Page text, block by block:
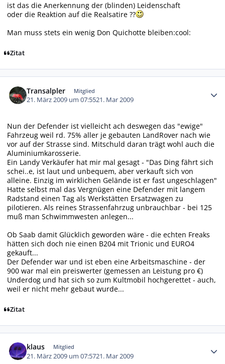
ist das die Anerkennung der (blinden) Leidenschaft
oder die Reaktion auf die Realsatire ??
Man muss stets ein wenig Don Quichotte bleiben:cool:
Zitat
Transalpler Mitglied
21. März 2009 um 07:5521. Mar 2009
Nun der Defender ist vielleicht ach deswegen das "ewige"
Fahrzeug weil rd. 75% aller je gebauten LandRover nach wie
vor auf der Strasse sind. Mitschuld daran trägt wohl auch die
Aluminiumkarosserie.
Ein Landy Verkäufer hat mir mal gesagt - "Das Ding fährt sich
schei..e, ist laut und unbequem, aber verkauft sich von
alleine. Einzig im wirklichen Gelände ist er fast ungeschlagen"
Hatte selbst mal das Vergnügen eine Defender mit langem
Radstand einen Tag als Werkstätten Ersatzwagen zu
pilotieren. Als reines Strassenfahrzug unbrauchbar - bei 125
muß man Schwimmwesten anlegen...
Ob Saab damit Glücklich geworden wäre - die echten Freaks
hätten sich doch nie einen B204 mit Trionic und EURO4
gekauft...
Der Defender war und ist eben eine Arbeitsmaschine - der
900 war mal ein preiswerter (gemessen an Leistung pro €)
Underdog und hat sich so zum Kultmobil hochgerettet - auch,
weil er nicht mehr gebaut wurde...
Zitat
klaus Mitglied
21. März 2009 um 07:5721. Mar 2009